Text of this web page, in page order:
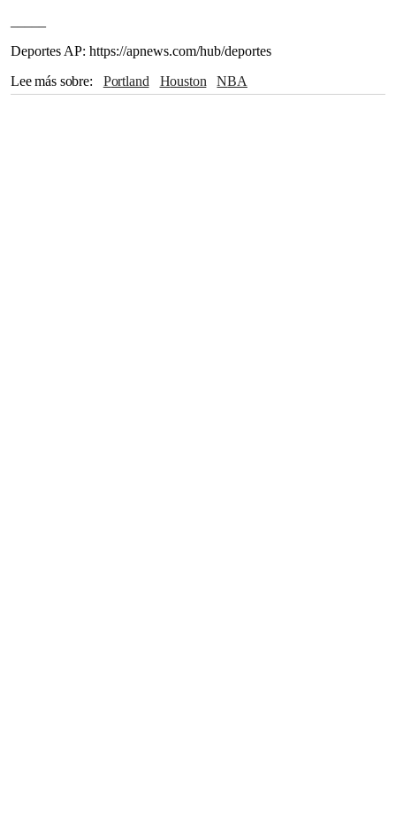
Deportes AP: https://apnews.com/hub/deportes
Lee más sobre
Portland Houston NBA